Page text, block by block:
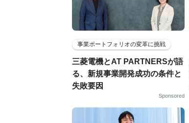
事業ポートフォリオの変革に挑戦
三菱電機とAT PARTNERSが語
る、新規事業開発成功の条件と
失敗要因
Sponsored